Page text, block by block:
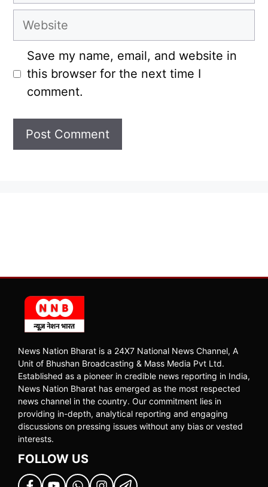
Website
Save my name, email, and website in
this browser for the next time I
comment.
News Nation Bharat is a 24X7 National News Channel, A
Unit of Bhushan Broadcasting & Mass Media Pvt Ltd.
Established as a pioneer in credible news reporting in India,
News Nation Bharat has emerged as the most respected
news channel in the country. Our commitment lies in
providing in-depth, analytical reporting and engaging
discussions on pressing issues without any bias or vested
interests.
FOLLOW US